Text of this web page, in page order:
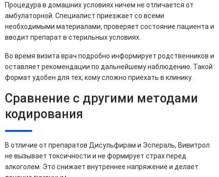
Процедура в домашних условиях ничем не отличается от
амбулаторной. Специалист приезжает со всеми
необходимыми материалами, проверяет состояние пациента и
вводит препарат в стерильных условиях.
Во время визита врач подробно информирует родственников и
оставляет рекомендации по дальнейшему наблюдению. Такой
формат удобен для тех, кому сложно приехать в клинику.
Сравнение с другими методами
кодирования
В отличие от препаратов Дисульфирам и Эспераль, Вивитрол
не вызывает токсичности и не формирует страх перед
алкоголем. Это снижает внутреннее напряжение и делает